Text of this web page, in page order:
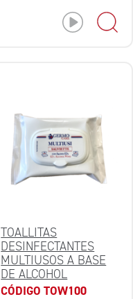
TOALLITAS
DESINFECTANTES
MULTIUSOS A BASE
DE ALCOHOL
CÓDIGO TOW100